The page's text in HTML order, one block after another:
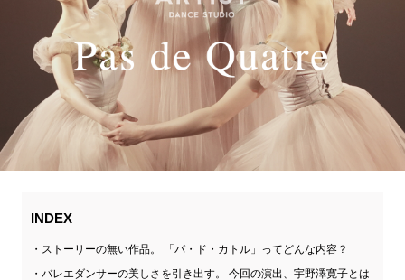
INDEX
ストーリーの無い作品。 「パ・ド・カトル」ってどんな内容？
バレエダンサーの美しさを引き出す。 今回の演出、宇野澤寛子とは